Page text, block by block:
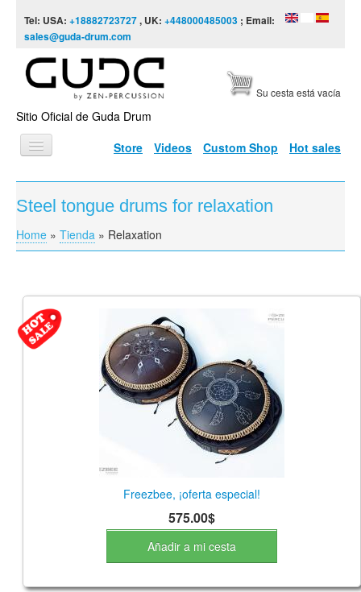
Tel: USA: +18882723727, UK: +448000485003 ; Email:
sales@guda-drum.com
Sitio Oficial de Guda Drum
Su cesta está vacía
Store Videos Custom Shop Hot sales
INICIO
TIPOS DE GUDA
DISEÑOS
VÍDEOS
Steel tongue drums for relaxation
You are here
Home » Tienda » Relaxation
Freezbee, ¡oferta especial!
575.00$
Añadir a mi cesta